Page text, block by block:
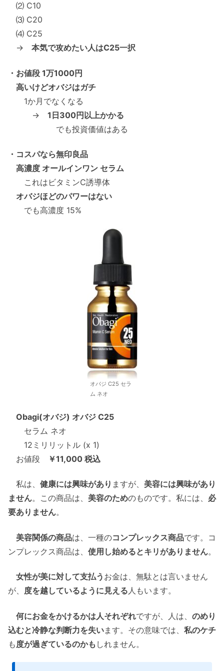
⑵ C10
⑶ C20
⑷ C25
→ 本気で攻めたい人はC25一択
・お値段 1万1000円
高いけどオバジはガチ
1か月でなくなる
→ 1日300円以上かかる
でも投資価値はある
・コスパなら無印良品
高濃度 オールインワン セラム
これはビタミンC誘導体
オバジほどのパワーはない
でも高濃度 15%
オバジ C25 セラ
ム ネオ
Obagi(オバジ) オバジ C25
セラム ネオ
12ミリリットル (x 1)
お値段
￥11,000 税込
私は、 健康には興味があり ますが、 美容には興味があり
ません。この商品は、 美容のためのものです。私には、 必
要ありません。
美容関係の商品は、一種のコンプレックス商品です。コ
ンプレックス商品は、 使用し始めるとキリがありません。
女性が美に対して支払う お金は、無駄とは言いません
が、 度を越しているように見える人もいます。
何にお金をかけるかは人それぞれですが、人は、 のめり
込むと冷静な判断力を失います。その意味では、 私のケチ
も 度が過ぎているのかも しれません。